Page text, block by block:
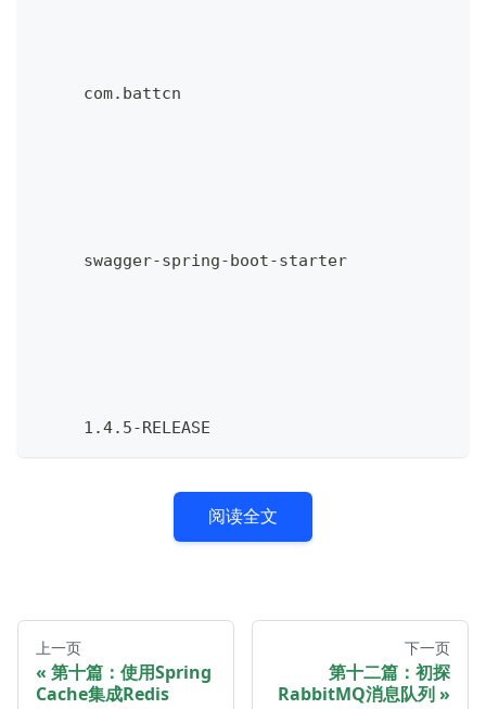
     com.battcn
     swagger-spring-boot-starter
     1.4.5-RELEASE
阅读全文
上一页
第十篇：使用Spring
Cache集成Redis
下一页
第十二篇：初探
RabbitMQ消息队列